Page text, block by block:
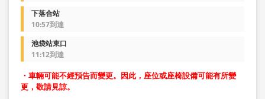
下落合站
10:57到達
池袋站東口
11:12到達
・車輛可能不經預告而變更。因此，座位或座椅設備可能有所變
更，敬請見諒。